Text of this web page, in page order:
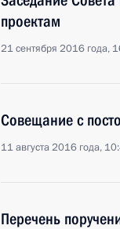
проектам
21 сентября 2016 года,
Совещание с
11 августа 2016 года,
Перечень